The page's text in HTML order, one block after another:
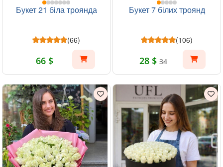
Букет 21 біла троянда
(66)
66 $
Букет 7 білих троянд
(106)
28 $ 34